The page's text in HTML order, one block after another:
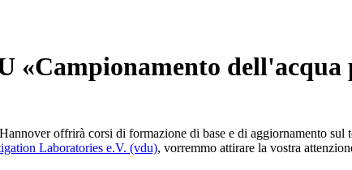
«Campionamento
offrirà corsi di formazione di base e di aggiornamento sul
Laboratories e.V. (vdu), vorremmo attirare la vostra